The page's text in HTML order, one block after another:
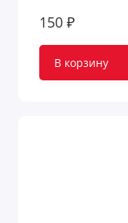
150 ₽
В корзину